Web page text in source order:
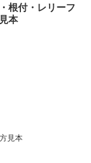
根付・レリーフ
本
見本